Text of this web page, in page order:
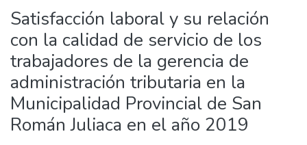
Satisfacción laboral y su relación
con la calidad de servicio de los
trabajadores de la gerencia de
administración tributaria en la
Municipalidad Provincial de San
Román Juliaca en el año 2019